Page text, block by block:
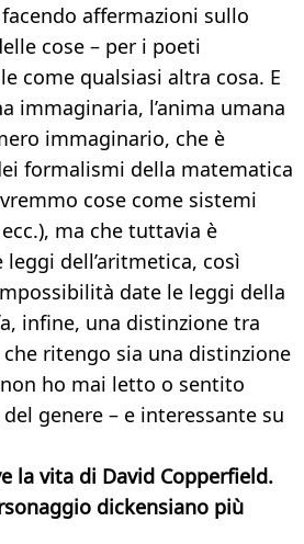
affermazioni sullo
cose – per i poeti
come qualsiasi altra cosa. E
immaginaria, l’anima umana
immaginario, che è
formalismi della matematica
cose come sistemi
ma che tuttavia è
dell’aritmetica, così
date le leggi della
infine, una distinzione tra
ritengo sia una distinzione
ho mai letto o sentito
genere – e interessante su
la vita di David Copperfield.
dickensiano più